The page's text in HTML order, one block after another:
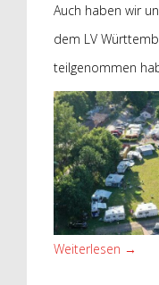
Auch haben wir
dem LV
teilgenommen
Weiterlesen →